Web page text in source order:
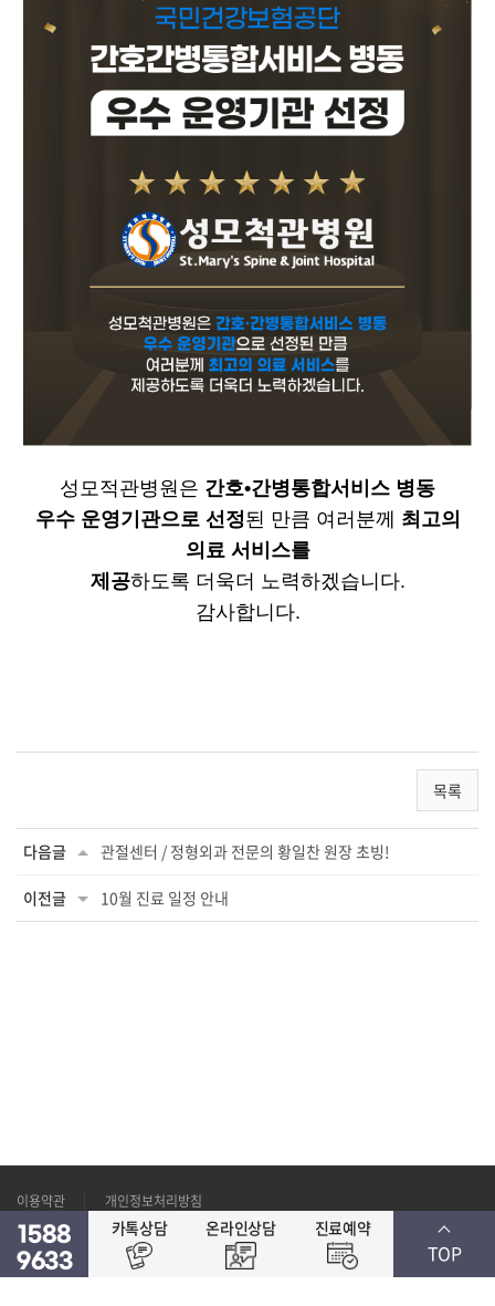
성모적관병원은 간호•간병통합서비스 병동
우수 운영기관으로 선정된 만큼 여러분께 최고의
의료 서비스를
제공하도록 더욱더 노력하겠습니다.
감사합니다.
목록
다음글 관절센터 / 정형외과 전문의 황일찬 원장 초빙!
이전글 10월 진료 일정 안내
1588
9633
카톡상담 온라인상담 진료예약
TOP
이용약관 개인정보처리방침